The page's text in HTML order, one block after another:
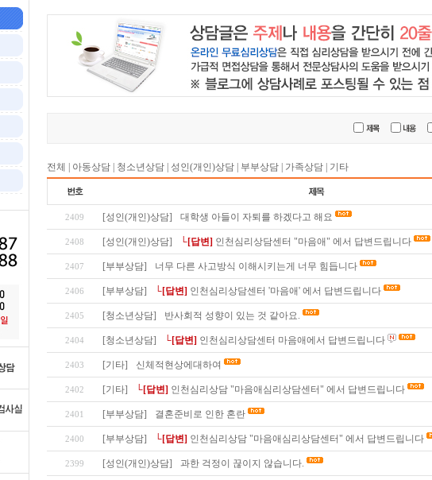
전체 아동상담 청소년상담 성인(개인)상담 부부상담 가족상담 기타
2409 [성인(개인)상담] 대학생 아들이 자퇴를 하겠다고 해요
2408 [성인(개인)상담] └[답변] 인천심리상담센터 "마음애" 에서 답변드립니다
2407 [부부상담] 너무 다른 사고방식 이해시키는게 너무 힘듭니다
2406 [부부상담] └[답변] 인천심리상담센터 '마음애' 에서 답변드립니다
2405 [청소년상담] 반사회적 성향이 있는 것 같아요.
2404 [청소년상담] └[답변] 인천심리상담센터 마음애에서 답변드립니다
2403 [기타] 신체적현상에대하여
2402 [기타] └[답변] 인천심리상담 "마음애심리상담센터" 에서 답변드립니다
2401 [부부상담] 결혼준비로 인한 혼란
2400 [부부상담] └[답변] 인천심리상담 "마음애심리상담센터" 에서 답변드립니다
2399 [성인(개인)상담] 과한 걱정이 끊이지 않습니다.